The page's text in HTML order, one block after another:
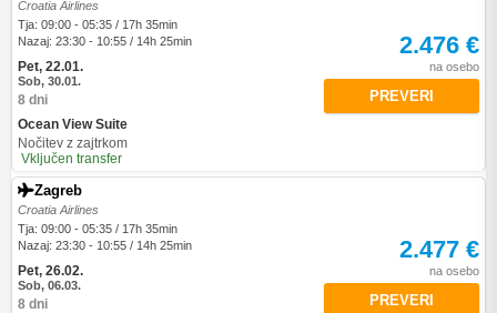
Croatia Airlines
Tja: 09:00 - 05:35 / 17h 35min
Nazaj: 23:30 - 10:55 / 14h 25min
Pet, 22.01.
Sob, 30.01.
8 dni
Ocean View Suite
Nočitev z zajtrkom
Vključen transfer
2.476 €
na osebo
PREVERI
Zagreb
Croatia Airlines
Tja: 09:00 - 05:35 / 17h 35min
Nazaj: 23:30 - 10:55 / 14h 25min
Pet, 26.02.
Sob, 06.03.
8 dni
2.477 €
na osebo
PREVERI